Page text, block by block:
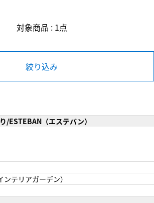
対象商品 : 1点
絞り込み
/ESTEBAN（エステバン）
ンテリアガーデン）